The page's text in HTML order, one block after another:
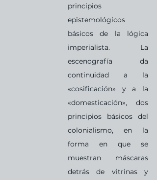
principios
epistemológicos
básicos de la lógica
imperialista. La
escenografía da
continuidad a la
«cosificación» y a la
«domesticación», dos
principios básicos del
colonialismo, en la
forma en que se
muestran máscaras
detrás de vitrinas y